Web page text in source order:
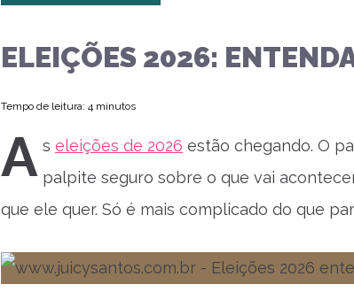
ELEIÇÕES 2026:
Tempo de leitura: 4 minutos
A s eleições de 2026 estão chegando. O
palpite seguro sobre o que vai
que ele quer. Só é mais complicado do que